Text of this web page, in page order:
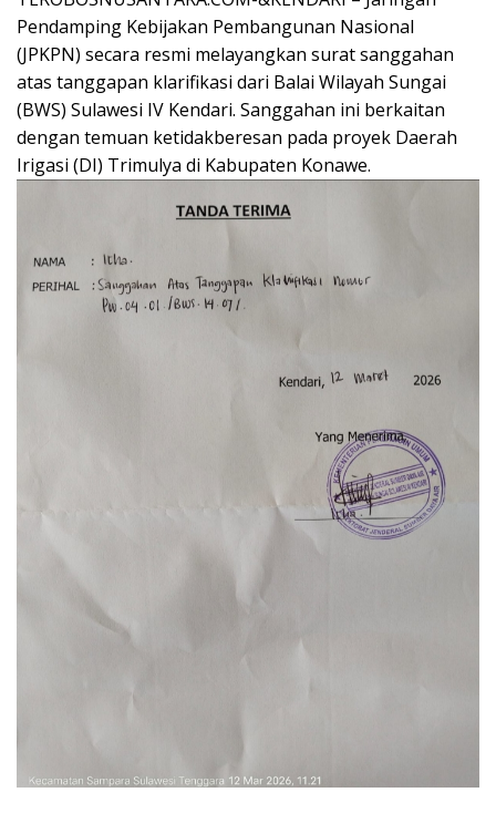
Pendamping Kebijakan Pembangunan Nasional
(JPKPN) secara resmi melayangkan surat sanggahan
atas tanggapan klarifikasi dari Balai Wilayah Sungai
(BWS) Sulawesi IV Kendari. Sanggahan ini berkaitan
dengan temuan ketidakberesan pada proyek Daerah
Irigasi (DI) Trimulya di Kabupaten Konawe.